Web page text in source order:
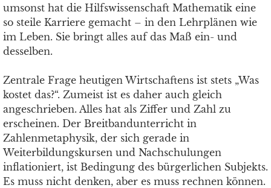
umsonst hat die Hilfswissenschaft Mathematik eine
so steile Karriere gemacht – in den Lehrplänen wie
im Leben. Sie bringt alles auf das Maß ein- und
desselben.
Zentrale Frage heutigen Wirtschaftens ist stets „Was
kostet das?“. Zumeist ist es daher auch gleich
angeschrieben. Alles hat als Ziffer und Zahl zu
erscheinen. Der Breitbandunterricht in
Zahlenmetaphysik, der sich gerade in
Weiterbildungskursen und Nachschulungen
inflationiert, ist Bedingung des bürgerlichen Subjekts.
Es muss nicht denken, aber es muss rechnen können.